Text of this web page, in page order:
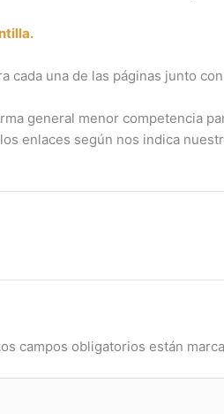
cada una de las páginas junto
general menor competencia
enlaces según nos indica
campos obligatorios están